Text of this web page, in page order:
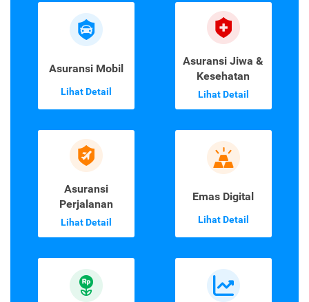
Asuransi Mobil
Lihat Detail
Asuransi Jiwa &
Kesehatan
Lihat Detail
Asuransi
Perjalanan
Lihat Detail
Emas Digital
Lihat Detail